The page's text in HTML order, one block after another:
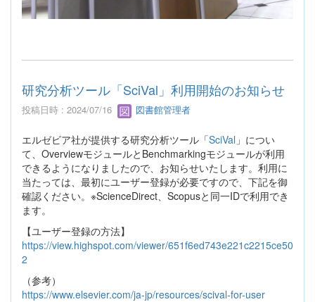
研究分析ツール「SciVal」利用開始のお知らせ
投稿日時 : 2024/07/16 図書館管理者
エルゼビア社が提供する研究分析ツール「SciVal 」につい
て、OverviewモジュールとBenchmarkingモジュールが利用
できるようになりましたので、お知らせいたします。利用に
当たっては、最初にユーザー登録が必要ですので、下記を御
確認ください。※ScienceDirect、Scopusと同一IDで利用でき
ます。
【ユーザー登録の方法】
https://view.highspot.com/viewer/651f6ed743e221c2215ce50
2
（参考）
https://www.elsevier.com/ja-jp/resources/scival-for-user